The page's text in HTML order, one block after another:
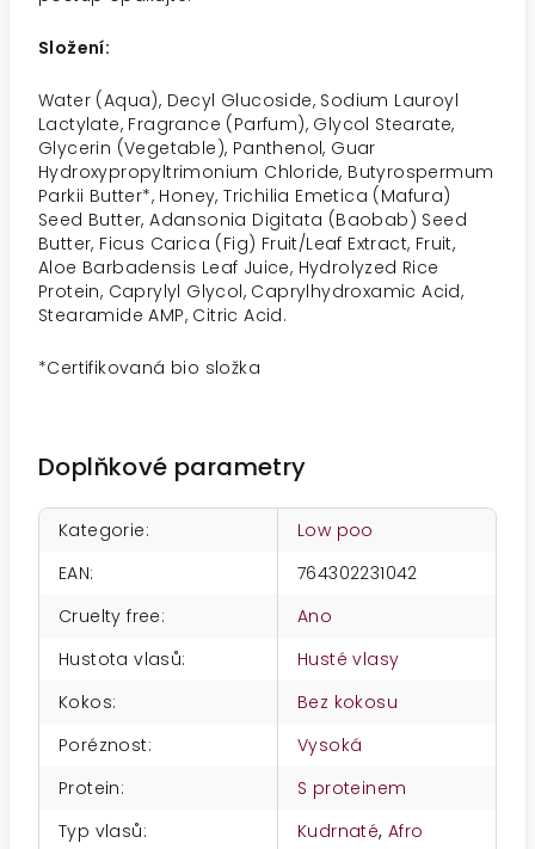
Složení:
Water (Aqua), Decyl Glucoside, Sodium Lauroyl
Lactylate, Fragrance (Parfum), Glycol Stearate,
Glycerin (Vegetable), Panthenol, Guar
Hydroxypropyltrimonium Chloride, Butyrospermum
Parkii Butter*, Honey, Trichilia Emetica (Mafura)
Seed Butter, Adansonia Digitata (Baobab) Seed
Butter, Ficus Carica (Fig) Fruit/Leaf Extract, Fruit,
Aloe Barbadensis Leaf Juice, Hydrolyzed Rice
Protein, Caprylyl Glycol, Caprylhydroxamic Acid,
Stearamide AMP, Citric Acid.
*Certifikovaná bio složka
Doplňkové parametry
Kategorie:
Low poo
EAN:
764302231042
Cruelty free:
Ano
Hustota vlasů:
Husté vlasy
Kokos:
Bez kokosu
Poréznost:
Vysoká
Protein:
S proteinem
Typ vlasů: Kudrnaté,Afro